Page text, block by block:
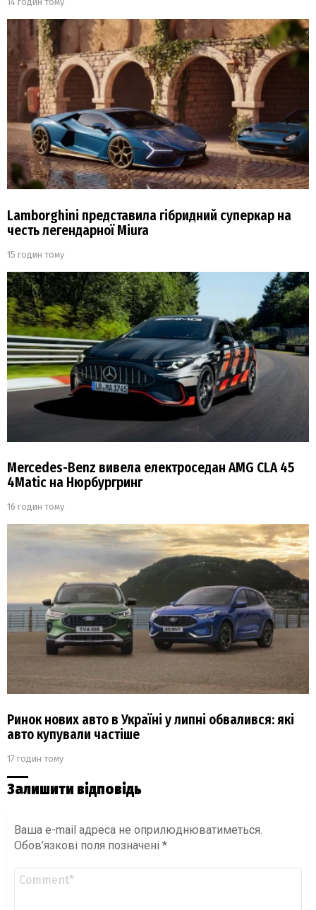
Lamborghini представила гібридний суперкар на
честь легендарної Miura
15 годин тому
Mercedes-Benz вивела електроседан AMG CLA 45
4Matic на Нюрбургринг
16 годин тому
Ринок нових авто в Україні у липні обвалився: які
авто купували частіше
17 годин тому
Залишити відповідь
Ваша e-mail адреса не оприлюднюватиметься.
Обов’язкові поля позначені *
Коментар